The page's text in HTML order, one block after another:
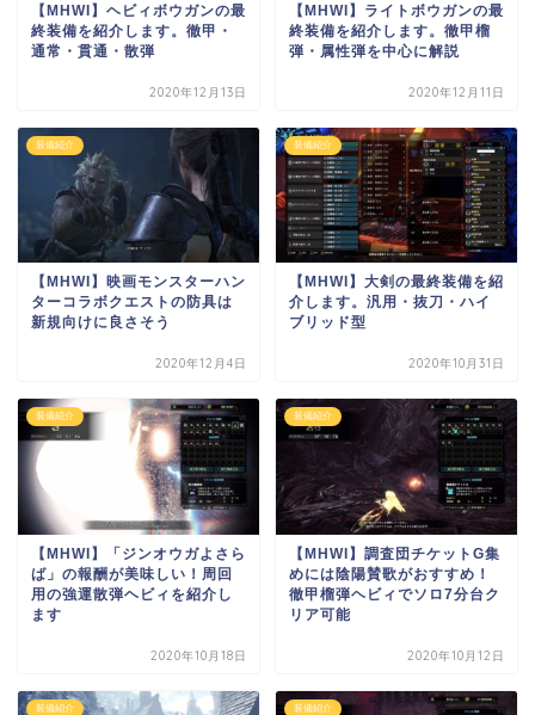
【MHWI】ヘビィボウガンの最
終装備を紹介します。徹甲・
通常・貫通・散弾
2020年12月13日
【MHWI】ライトボウガンの最
終装備を紹介します。徹甲榴
弾・属性弾を中心に解説
2020年12月11日
装備紹介
【MHWI】映画モンスターハン
ターコラボクエストの防具は
新規向けに良さそう
2020年12月4日
装備紹介
【MHWI】大剣の最終装備を紹
介します。汎用・抜刀・ハイ
ブリッド型
2020年10月31日
装備紹介
【MHWI】「ジンオウガよさら
ば」の報酬が美味しい！周回
用の強運散弾ヘビィを紹介し
ます
2020年10月18日
装備紹介
【MHWI】調査団チケットG集
めには陰陽賛歌がおすすめ！
徹甲榴弾ヘビィでソロ7分台ク
リア可能
2020年10月12日
装備紹介 装備紹介